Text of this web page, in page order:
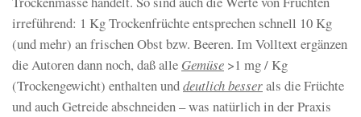
irreführend: 1 Kg Trockenfrüchte entsprechen schnell 10 Kg
(und mehr) an frischen Obst bzw. Beeren. Im Volltext ergänzen
die Autoren dann noch, daß alle Gemüse >1 mg / Kg
(Trockengewicht) enthalten unddeutlich besserals die Früchte
und auch Getreide abschneiden – was natürlich in der Praxis